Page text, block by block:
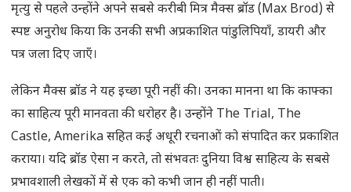
मृत्यु से पहले उन्होंने अपने सबसे करीबी मित्र मैक्स ब्रॉड (Max Brod) से
स्पष्ट अनुरोध किया कि उनकी सभी अप्रकाशित पांडुलिपियाँ, डायरी और
पत्र जला दिए जाएँ।
लेकिन मैक्स ब्रॉड ने यह इच्छा पूरी नहीं की। उनका मानना था कि काफ्का
का साहित्य पूरी मानवता की धरोहर है। उन्होंने The Trial, The
Castle, Amerika सहित कई अधूरी रचनाओं को संपादित कर प्रकाशित
कराया। यदि ब्रॉड ऐसा न करते, तो संभवतः दुनिया विश्व साहित्य के सबसे
प्रभावशाली लेखकों में से एक को कभी जान ही नहीं पाती।